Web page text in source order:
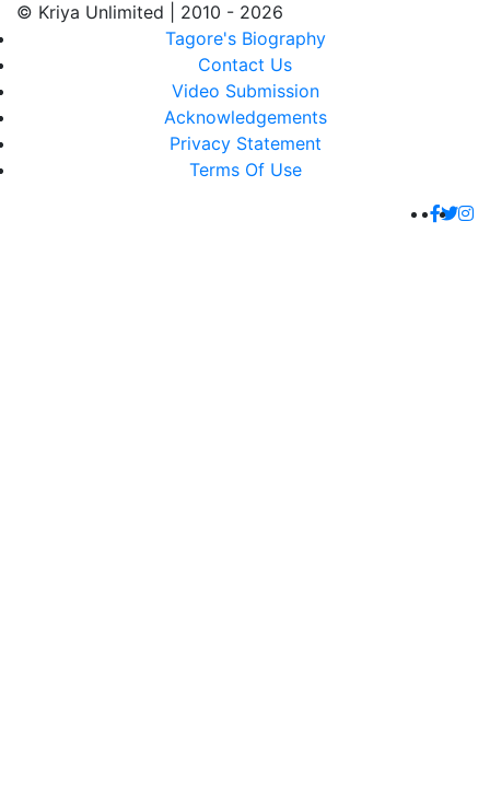
© Kriya Unlimited | 2010 - 2026
Tagore's Biography
Contact Us
Video Submission
Acknowledgements
Privacy Statement
Terms Of Use